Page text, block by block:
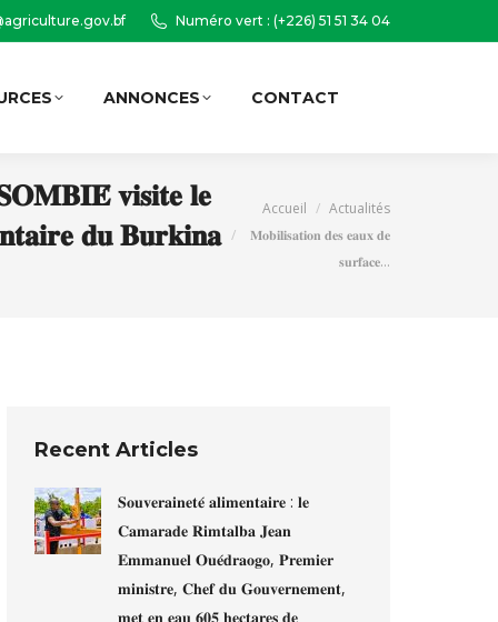
Numéro vert : (+226) 51 51 34 04
ANNONCES CONTACT
𝐯𝐢𝐬𝐢𝐭𝐞 𝐥𝐞
𝐝𝐮 𝐁𝐮𝐫𝐤𝐢𝐧𝐚
Vous êtes ici :
Accueil
Actualités
𝐌𝐨𝐛𝐢𝐥𝐢𝐬𝐚𝐭𝐢𝐨𝐧 𝐝𝐞𝐬 𝐞𝐚𝐮𝐱 𝐝𝐞
𝐬𝐮𝐫𝐟𝐚𝐜𝐞…
Recent Articles
𝐒𝐨𝐮𝐯𝐞𝐫𝐚𝐢𝐧𝐞𝐭𝐞́ 𝐚𝐥𝐢𝐦𝐞𝐧𝐭𝐚𝐢𝐫𝐞 : 𝐥𝐞
𝐂𝐚𝐦𝐚𝐫𝐚𝐝𝐞 𝐑𝐢𝐦𝐭𝐚𝐥𝐛𝐚 𝐉𝐞𝐚𝐧
𝐄𝐦𝐦𝐚𝐧𝐮𝐞𝐥 𝐎𝐮𝐞́𝐝𝐫𝐚𝐨𝐠𝐨, 𝐏𝐫𝐞𝐦𝐢𝐞𝐫
𝐦𝐢𝐧𝐢𝐬𝐭𝐫𝐞, 𝐂𝐡𝐞𝐟 𝐝𝐮 𝐆𝐨𝐮𝐯𝐞𝐫𝐧𝐞𝐦𝐞𝐧𝐭,
𝐦𝐞𝐭 𝐞𝐧 𝐞𝐚𝐮 𝟔𝟎𝟓 𝐡𝐞𝐜𝐭𝐚𝐫𝐞𝐬 𝐝𝐞